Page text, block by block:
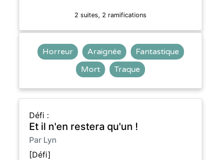
2 suites, 2 ramifications
Horreur Araignée
Fantastique
Mort
Traque
Défi :
Et il n'en restera qu'un !
Par Lyn
[Défi]